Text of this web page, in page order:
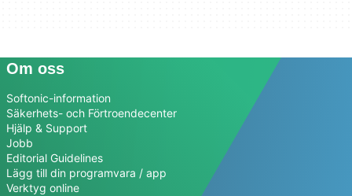
Om oss
Softonic-information
Säkerhets- och Förtroendecenter
Hjälp & Support
Jobb
Editorial Guidelines
Lägg till din programvara / app
Verktyg online